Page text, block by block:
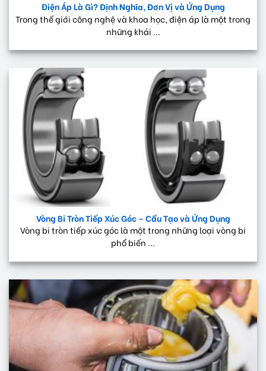
Điện Áp Là Gì? Định Nghĩa, Đơn Vị và Ứng Dụng
Trong thế giới công nghệ và khoa học, điện áp là một trong
những khái ...
Vòng Bi Tròn Tiếp Xúc Góc – Cấu Tạo và Ứng Dụng
Vòng bi tròn tiếp xúc góc là một trong những loại vòng bi
phổ biến ...